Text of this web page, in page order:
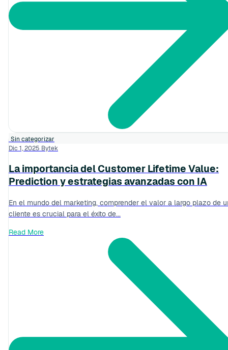
Sin categorizar
Dic 1, 2025 Bytek
La importancia del Customer Lifetime Value:
Prediction y estrategias avanzadas con IA
En el mundo del marketing, comprender el valor a largo plazo de
cliente es crucial para el éxito de...
Read More